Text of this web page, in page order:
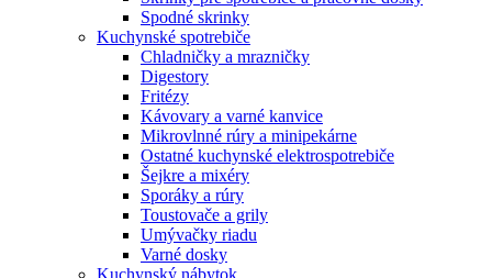
Spodné skrinky
Kuchynské spotrebiče
Chladničky a mrazničky
Digestory
Fritézy
Kávovary a varné kanvice
Mikrovlnné rúry a minipekárne
Ostatné kuchynské elektrospotrebiče
Šejkre a mixéry
Sporáky a rúry
Toustovače a grily
Umývačky riadu
Varné dosky